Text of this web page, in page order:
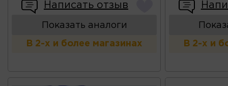
Написать отзыв
Показать аналоги
В 2-х и более магазинах В 2-х и